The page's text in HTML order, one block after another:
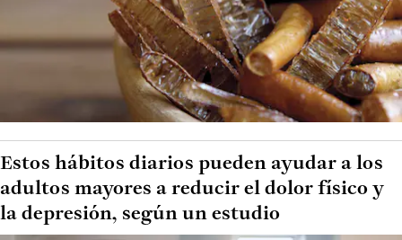
Estos hábitos diarios pueden ayudar a los
adultos mayores a reducir el dolor físico y
la depresión, según un estudio